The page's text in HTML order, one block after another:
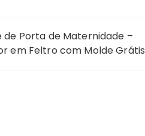
de Porta de Maternidade –
em Feltro com Molde Grátis